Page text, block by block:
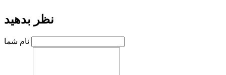
نظر بدهید
نام شما